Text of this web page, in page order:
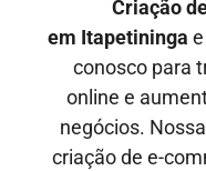
Criação
em Itapetininga
conosco para
online e
negócios.
criação de e-